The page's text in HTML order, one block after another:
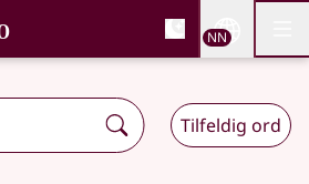
, Bokmålsordboka og
NN
Tilfeldig ord